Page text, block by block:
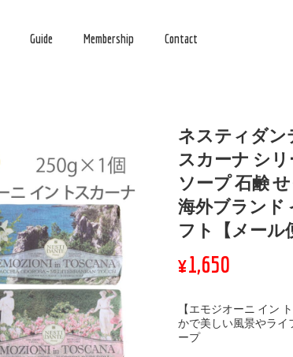
Guide Membership Contact
ネスティダン
スカーナ シリ
ソープ 石鹸
海外ブランド
フト【メール
¥1,650
【エモジオーニ イン
かで美しい風景やライ
ープ